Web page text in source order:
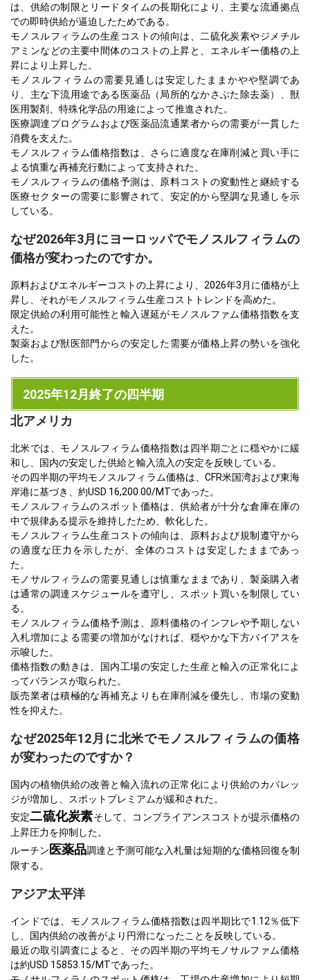
は、供給の制限とリードタイムの長期化により、主要な流通拠点
での即時供給が逼迫したためである。
モノスルフィラムの生産コストの傾向は、二硫化炭素やジメチル
アミンなどの主要中間体のコストの上昇と、エネルギー価格の上
昇により上昇した。
モノスルフィラムの需要見通しは安定したままかやや堅調であ
り、主な下流用途である医薬品（局所的なかさぶた除去薬）、獣
医用製剤、特殊化学品の用途によって推進された。
医療調達プログラムおよび医薬品流通業者からの需要が一貫した
消費を支えた。
モノスルフィラム価格指数は、さらに適度な在庫削減と買い手に
よる慎重な再補充行動によって支持された。
モノスルフィラムの価格予測は、原料コストの変動性と継続する
医療セクターの需要に影響されて、安定的から堅調な見通しを示
している。
なぜ2026年3月にヨーロッパでモノスルフィラムの
価格が変わったのですか。
原料およびエネルギーコストの上昇により、2026年3月に価格が上
昇し、それがモノスルフィラム生産コストトレンドを高めた。
限定供給の利用可能性と輸入遅延がモノスルファム価格指数を支
えた。
製薬および獣医部門からの安定した需要が価格上昇の勢いを強化
した。
2025年12月終了の四半期
北アメリカ
北米では、モノスルフィラム価格指数は四半期ごとに穏やかに緩
和し、国内の安定した供給と輸入流入の安定を反映している。
その四半期の平均モノスルフィラム価格は、CFR米国湾および東海
岸港に基づき、約USD 16,200.00/MTであった。
モノスルフィラムのスポット価格は、供給者が十分な倉庫在庫の
中で規律ある提示を維持したため、軟化した。
モノスルフィラム生産コストの傾向は、原料および規制遵守から
の適度な圧力を示したが、全体のコストは安定したままであっ
た。
モノサルフィラムの需要見通しは慎重なままであり、製薬購入者
は通常の調達スケジュールを遵守し、スポット買いを制限してい
る。
モノスルフィラム価格予測は、原料価格のインフレや予期しない
入札増加による需要の増加がなければ、穏やかな下方バイアスを
示唆した。
価格指数の動きは、国内工場の安定した生産と輸入の正常化によ
ってバランスが取られた。
販売業者は積極的な再補充よりも在庫削減を優先し、市場の変動
性を抑えた。
なぜ2025年12月に北米でモノスルフィラムの価格
が変わったのですか？
国内の植物供給の改善と輸入流れの正常化により供給のカバレッ
ジが増加し、スポットプレミアムが緩和された。
安定二硫化炭素そして、コンプライアンスコストが提示価格の
上昇圧力を抑制した。
ルーチン 医薬品調達と予測可能な入札量は短期的な価格回復を制
限する。
アジア太平洋
インドでは、モノスルフィラム価格指数は四半期比で1.12％低下
し、国内供給の改善がより円滑になったことを反映している。
最近の取引調査によると、その四半期の平均モノサルファム価格
は約USD 15853.15/MTであった。